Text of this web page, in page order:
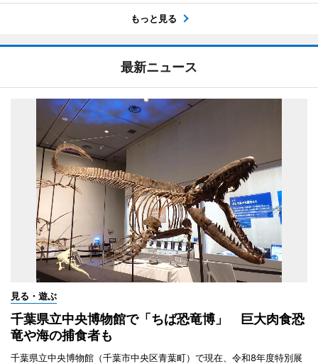
もっと見る
最新ニュース
見る・遊ぶ
千葉県立中央博物館で「ちば恐竜博」 巨大肉食恐
竜や海の捕食者も
千葉県立中央博物館（千葉市中央区青葉町）で現在、令和8年度特別展